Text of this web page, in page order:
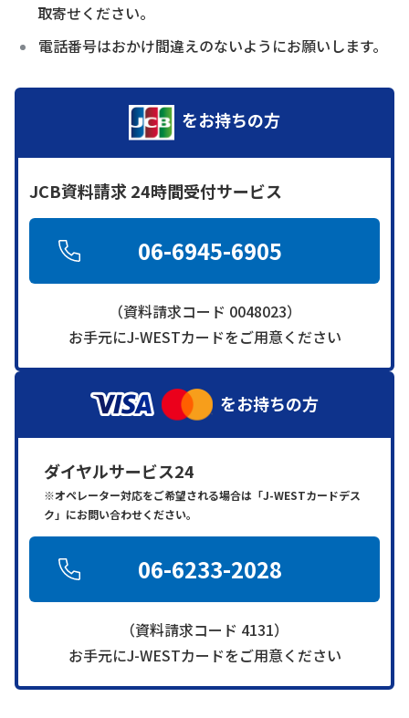
取寄せください。
電話番号はおかけ間違えのないようにお願いします。
をお持ちの方
JCB資料請求 24時間受付サービス
06-6945-6905
（資料請求コード 0048023）
お手元にJ-WESTカードをご用意ください
をお持ちの方
ダイヤルサービス24
※オペレーター対応をご希望される場合は「J-WESTカードデス
ク」にお問い合わせください。
06-6233-2028
（資料請求コード 4131）
お手元にJ-WESTカードをご用意ください